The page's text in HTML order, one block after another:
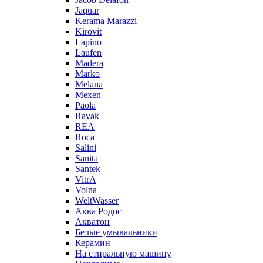
Jaquar
Kerama Marazzi
Kirovit
Lapino
Laufen
Madera
Marko
Melana
Mexen
Paola
Ravak
REA
Roca
Salini
Sanita
Santek
VitrA
Volna
WeltWasser
Аква Родос
Акватон
Белые умывальники
Керамин
На стиральную машину